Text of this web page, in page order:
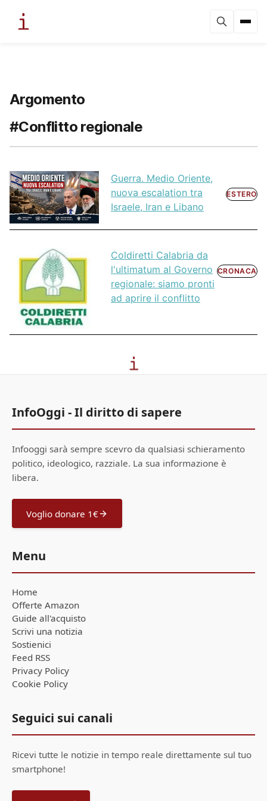
Argomento
#Conflitto regionale
Guerra. Medio Oriente,
nuova escalation tra
Israele, Iran e Libano
ESTERO
Coldiretti Calabria da
l'ultimatum al Governo
regionale: siamo pronti
ad aprire il conflitto
CRONACA
InfoOggi - Il diritto di sapere
Infooggi sarà sempre scevro da qualsiasi schieramento
politico, ideologico, razziale. La sua informazione è
libera.
Voglio donare 1€
Menu
Home
Offerte Amazon
Guide all'acquisto
Scrivi una notizia
Sostienici
Feed RSS
Privacy Policy
Cookie Policy
Seguici sui canali
Ricevi tutte le notizie in tempo reale direttamente sul tuo
smartphone!